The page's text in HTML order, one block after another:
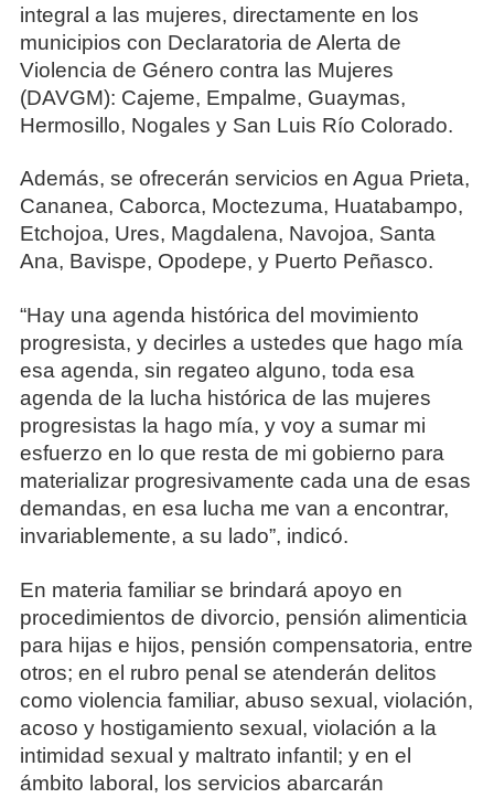
integral a las mujeres, directamente en los
municipios con Declaratoria de Alerta de
Violencia de Género contra las Mujeres
(DAVGM): Cajeme, Empalme, Guaymas,
Hermosillo, Nogales y San Luis Río Colorado.
Además, se ofrecerán servicios en Agua Prieta,
Cananea, Caborca, Moctezuma, Huatabampo,
Etchojoa, Ures, Magdalena, Navojoa, Santa
Ana, Bavispe, Opodepe, y Puerto Peñasco.
“Hay una agenda histórica del movimiento
progresista, y decirles a ustedes que hago mía
esa agenda, sin regateo alguno, toda esa
agenda de la lucha histórica de las mujeres
progresistas la hago mía, y voy a sumar mi
esfuerzo en lo que resta de mi gobierno para
materializar progresivamente cada una de esas
demandas, en esa lucha me van a encontrar,
invariablemente, a su lado”, indicó.
En materia familiar se brindará apoyo en
procedimientos de divorcio, pensión alimenticia
para hijas e hijos, pensión compensatoria, entre
otros; en el rubro penal se atenderán delitos
como violencia familiar, abuso sexual, violación,
acoso y hostigamiento sexual, violación a la
intimidad sexual y maltrato infantil; y en el
ámbito laboral, los servicios abarcarán